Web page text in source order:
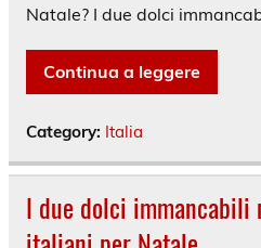
Natale? I due dolci
Continua a leggere
Category: Italia
I due dolci immancabili